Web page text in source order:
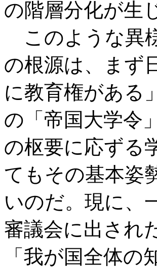
の階層分化が生
このような異
の根源は、まず
に教育権がある
の「帝国大学令
の枢要に応ずる
てもその基本姿
いのだ。現に、
審議会に出され
「我が国全体